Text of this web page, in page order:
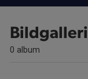
Bildgalleri
0 album